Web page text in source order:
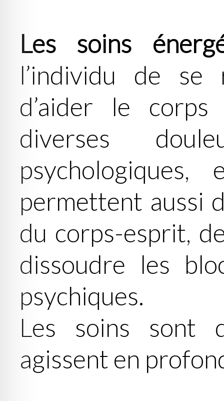
Les soins
l’individu de se
d’aider le
diverses
permettent aussi
du corps-esprit,
dissoudre les
psychiques.
Les soins sont
agissent en